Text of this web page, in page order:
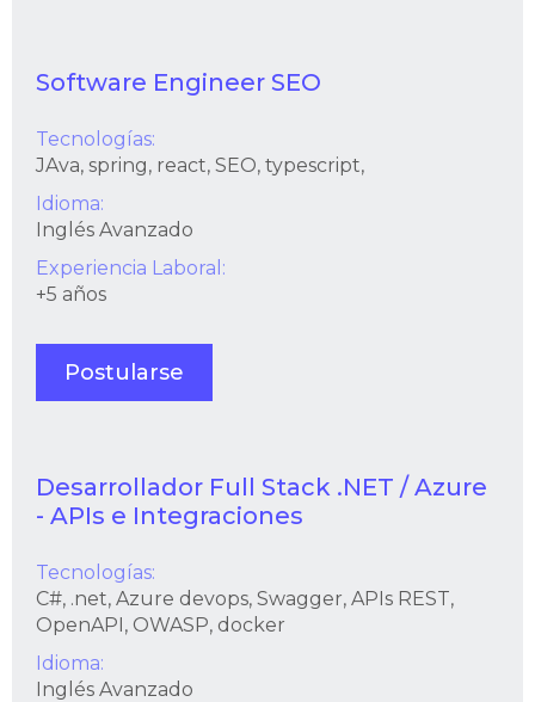
Software Engineer SEO
Tecnologías:
JAva, spring, react, SEO, typescript,
Idioma:
Inglés Avanzado
Experiencia Laboral:
+5 años
Postularse
Desarrollador Full Stack .NET / Azure
- APIs e Integraciones
Tecnologías:
C#, .net, Azure devops, Swagger, APIs REST,
OpenAPI, OWASP, docker
Idioma:
Inglés Avanzado